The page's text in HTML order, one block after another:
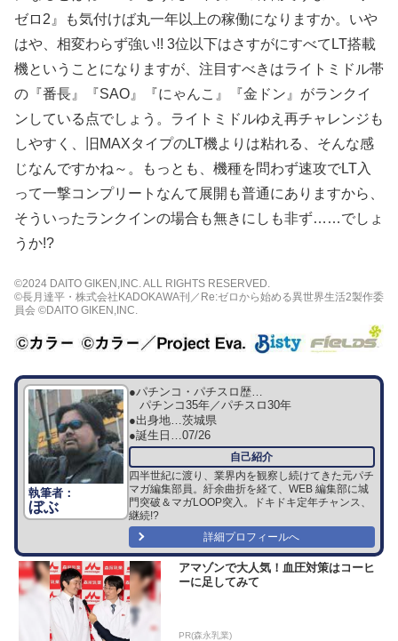
ゼロ2』も気付けば丸一年以上の稼働になりますか。いや
はや、相変わらず強い!! 3位以下はさすがにすべてLT搭載
機ということになりますが、注目すべきはライトミドル帯
の『番長』『SAO』『にゃんこ』『金ドン』がランクイ
ンしている点でしょう。ライトミドルゆえ再チャレンジも
しやすく、旧MAXタイプのLT機よりは粘れる、そんな感
じなんですかね～。もっとも、機種を問わず速攻でLT入
って一撃コンプリートなんて展開も普通にありますから、
そういったランクインの場合も無きにしも非ず……でしょ
うか!?
©2024 DAITO GIKEN,INC. ALL RIGHTS RESERVED.
©長月達平・株式会社KADOKAWA刊／Re:ゼロから始める異世界生活2製作委
員会 ©DAITO GIKEN,INC.
ぼぶ
●パチンコ・パチスロ歴…
パチンコ35年／パチスロ30年
●出身地… 茨城県
●誕生日… 07/26
四半世紀に渡り、業界内を観察し続けてきた元パチ
マガ編集部員。紆余曲折を経て、WEB 編集部に城
門突破＆マガLOOP突入。ドキドキ定年チャンス、
継続!?
詳細プロフィールへ
アマゾンで大人気！血圧対策はコーヒ
ーに足してみて
PR(森永乳業)